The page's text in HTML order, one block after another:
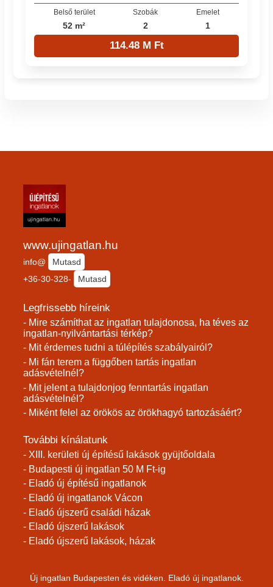
Belső terület
52 m²
Szobák
2
Emelet
1
114.48 M Ft
www.ujingatlan.hu
info@
Mutasd
+36-30-328-
Mutasd
Legfrissebb híreink
- Mire számíthat az ingatlan tulajdonosa, ha téves az
ingatlan-nyilvántartási térkép?
- Mit érdemes tudni a túlépítés szabályairól?
- Mi fán terem a függőben tartás ingatlan
adásvételnél?
- Mit jelent a tulajdonjog fenntartás ingatlan
adásvételnél?
- Miként felel az örökös az örökhagyó tartozásáért?
További kínálatunk
- XIII. kerületi új építésű lakások gyüjtőoldala
- Budapesti új ingatlan 50 M Ft-ig
- Eladó új építésű ingatlanok
- Eladó új ingatlanok Vácon
- Eladó újszerű családi házak
- Eladó újszerű lakások
- Eladó újszerű lakások, házak
Új ingatlan Budapesten és vidéken. Eladó új ingatlanok.